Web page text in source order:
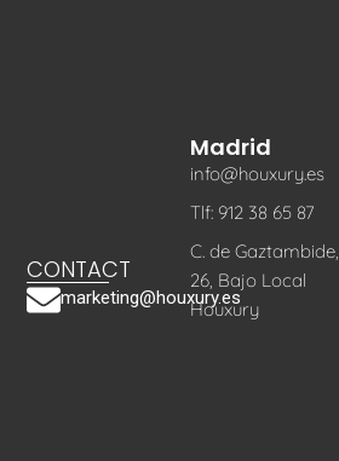
CONTACT
marketing@houxury.es
Madrid
info@houxury.es
Tlf: 912 38 65 87
C. de Gaztambide,
26, Bajo Local
Houxury